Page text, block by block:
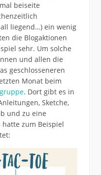
beiseite
liegend…) ein wenig
die Blogaktionen
sehr. Um solche
und allen die
geschlosseneren
Monat beim
. Dort gibt es in
Sketche,
und zu eine
hatte zum Beispiel